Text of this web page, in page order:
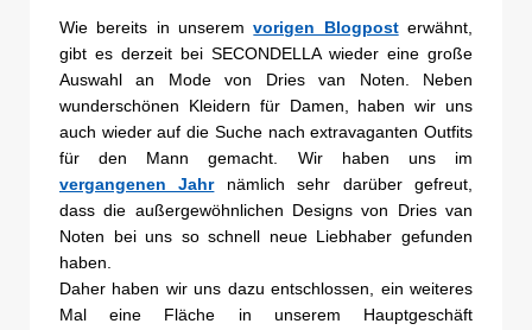
Wie bereits in unseremvorigen Blogposterwähnt,
gibt es derzeit bei SECONDELLA wieder eine große
Auswahl an Mode von Dries van Noten. Neben
wunderschönen Kleidern für Damen, haben wir uns
auch wieder auf die Suche nach extravaganten Outfits
für den Mann gemacht. Wir haben uns im
vergangenen Jahrnämlich sehr darüber gefreut,
dass die außergewöhnlichen Designs von Dries van
Noten bei uns so schnell neue Liebhaber gefunden
haben.
Daher haben wir uns dazu entschlossen, ein weiteres
Mal eine Fläche in unserem Hauptgeschäft